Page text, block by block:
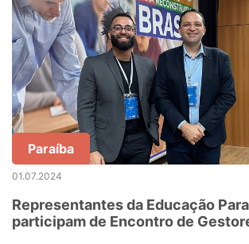
Paraíba
01.07.2024
Representantes da Educação
participam de Encontro de